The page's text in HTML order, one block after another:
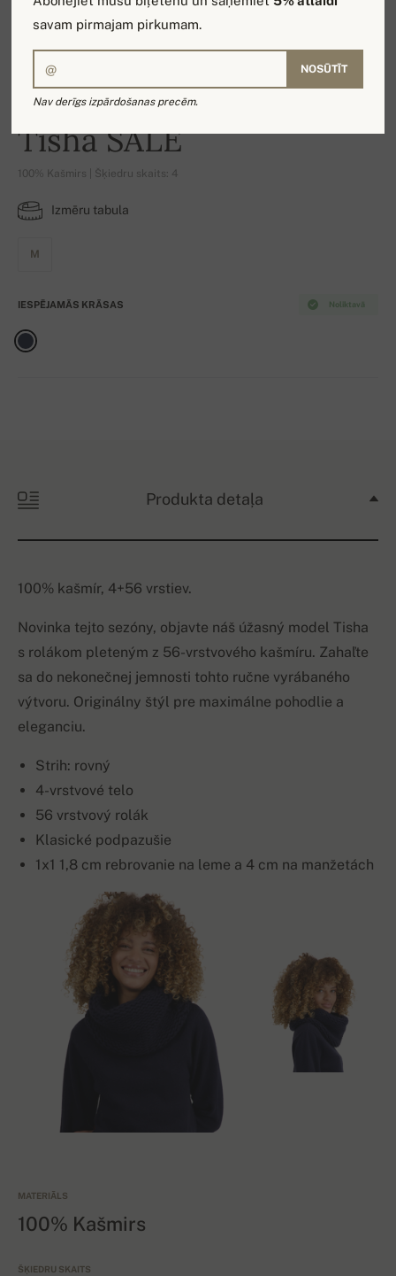
-16%
Tisha SALE
100% Kašmirs | Šķiedru skaits: 4
Izmēru tabula
M
Noliktavā
IESPĒJAMĀS KRĀSAS
Produkta detaļa
100% kašmír, 4+56 vrstiev.
Novinka tejto sezóny, objavte náš úžasný model Tisha
s rolákom pleteným z 56-vrstvového kašmíru. Zahaľte
sa do nekonečnej jemnosti tohto ručne vyrábaného
výtvoru. Originálny štýl pre maximálne pohodlie a
eleganciu.
Strih: rovný
4-vrstvové telo
56 vrstvový rolák
Klasické podpazušie
1x1 1,8 cm rebrovanie na leme a 4 cm na manžetách
MATERIĀLS
100% Kašmirs
ŠĶIEDRU SKAITS
savam pirmajam pirkumam.
NOSŪTĪT
Nav derīgs izpārdošanas precēm.